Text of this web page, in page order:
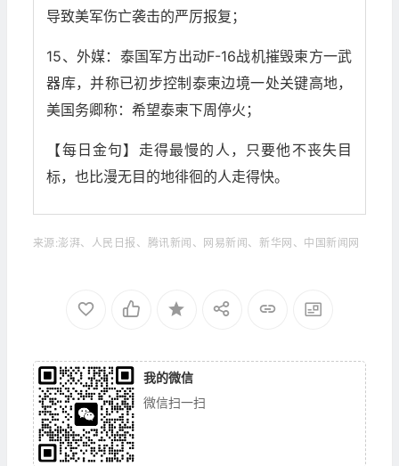
导致美军伤亡袭击的严厉报复；
15、外媒：泰国军方出动F-16战机摧毁柬方一武
器库，并称已初步控制泰柬边境一处关键高地，
美国务卿称：希望泰柬下周停火；
【每日金句】走得最慢的人，只要他不丧失目
标，也比漫无目的地徘徊的人走得快。
来源:澎湃、人民日报、腾讯新闻、网易新闻、新华网、中国新闻网
我的微信
微信扫一扫